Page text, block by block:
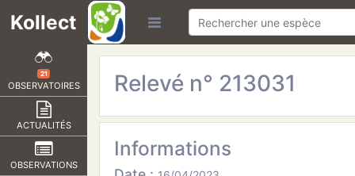
Kollect
21
OBSERVATOIRES
ACTUALITÉS
OBSERVATIONS
Relevé n° 213031
Informations